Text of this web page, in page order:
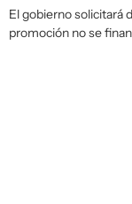
El gobierno solicitará
promoción no se